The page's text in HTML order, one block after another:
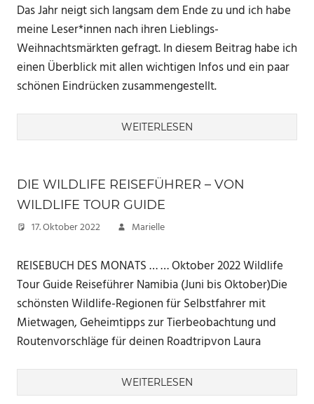
Das Jahr neigt sich langsam dem Ende zu und ich habe
meine Leser*innen nach ihren Lieblings-
Weihnachtsmärkten gefragt. In diesem Beitrag habe ich
einen Überblick mit allen wichtigen Infos und ein paar
schönen Eindrücken zusammengestellt.
WEITERLESEN
DIE WILDLIFE REISEFÜHRER – VON
WILDLIFE TOUR GUIDE
17. Oktober 2022 Marielle
REISEBUCH DES MONATS … … Oktober 2022 Wildlife
Tour Guide Reiseführer Namibia (Juni bis Oktober)Die
schönsten Wildlife-Regionen für Selbstfahrer mit
Mietwagen, Geheimtipps zur Tierbeobachtung und
Routenvorschläge für deinen Roadtripvon Laura
WEITERLESEN